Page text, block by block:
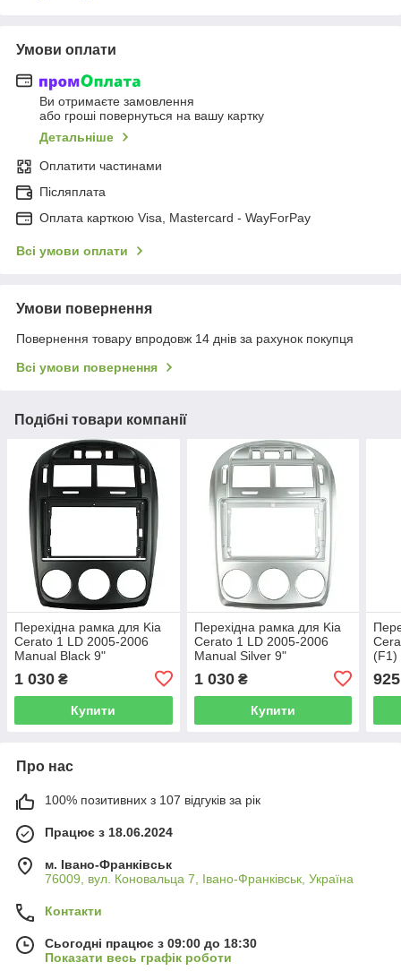
Умови оплати
Ви отримаєте замовлення
або гроші повернуться на вашу картку
Детальніше
Оплатити частинами
Післяплата
Оплата карткою Visa, Mastercard - WayForPay
Всі умови оплати
Умови повернення
Повернення товару впродовж 14 днів за рахунок покупця
Всі умови повернення
Подібні товари компанії
Перехідна рамка для Kia
Cerato 1 LD 2005-2006
Manual Black 9"
1 030 ₴
Купити
Перехідна рамка для Kia
Cerato 1 LD 2005-2006
Manual Silver 9"
1 030₴
Купити
(F1)
925
Про нас
100% позитивних з 107 відгуків за рік
Працює з 18.06.2024
м. Івано-Франківськ
76009, вул. Коновальца 7, Івано-Франківськ, Україна
Контакти
Сьогодні працює з 09:00 до 18:30
Показати весь графік роботи